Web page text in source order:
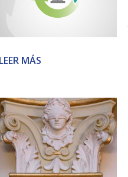
LEER MÁS